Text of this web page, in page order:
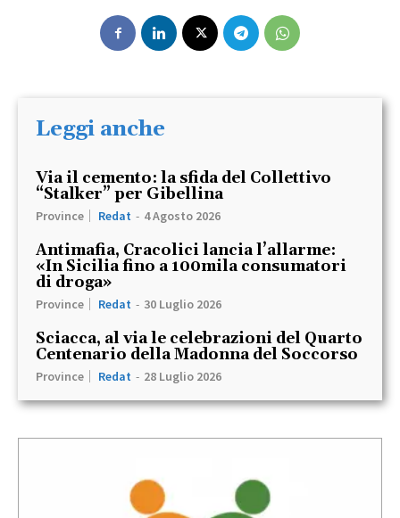
Leggi anche
Via il cemento: la sfida del Collettivo
“Stalker” per Gibellina
Province Redat - 4 Agosto 2026
Antimafia, Cracolici lancia l’allarme:
«In Sicilia fino a 100mila consumatori
di droga»
Province Redat - 30 Luglio 2026
Sciacca, al via le celebrazioni del Quarto
Centenario della Madonna del Soccorso
Province Redat - 28 Luglio 2026